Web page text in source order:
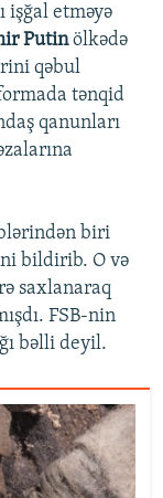
işğal etməyə
Putinölkədə
qəbul
tənqid
qanunları
biri
bildirib. O və
saxlanaraq
FSB-nin
bəlli deyil.